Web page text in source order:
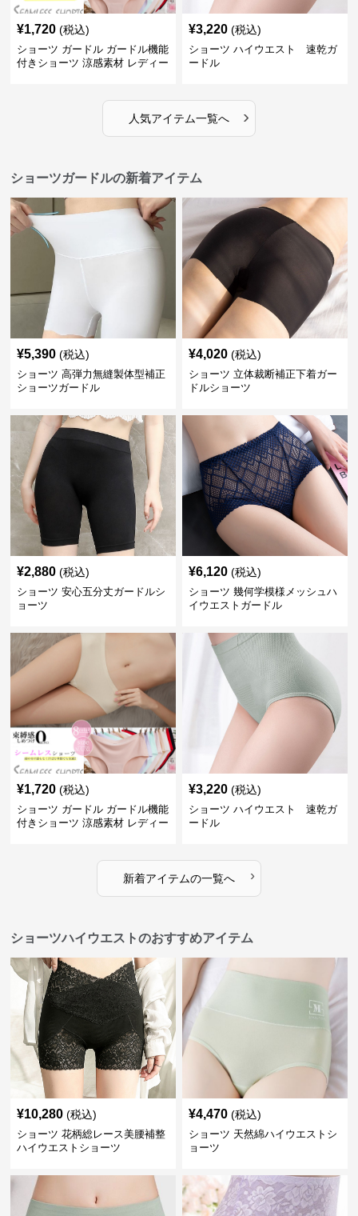
¥1,720 (税込)
ショーツ ガードル ガードル機能
付きショーツ 涼感素材 レディー
¥3,220 (税込)
ショーツ ハイウエスト 速乾ガ
ードル
人気アイテム一覧へ ›
ショーツガードルの新着アイテム
¥5,390 (税込)
ショーツ 高弾力無縫製体型補正
ショーツガードル
¥4,020 (税込)
ショーツ 立体裁断補正下着ガー
ドルショーツ
¥2,880 (税込)
ショーツ 安心五分丈ガードルシ
ョーツ
¥6,120 (税込)
ショーツ 幾何学模様メッシュハ
イウエストガードル
¥1,720 (税込)
ショーツ ガードル ガードル機能
付きショーツ 涼感素材 レディー
¥3,220 (税込)
ショーツ ハイウエスト 速乾ガ
ードル
新着アイテムの一覧へ ›
ショーツハイウエストのおすすめアイテム
¥10,280 (税込)
ショーツ 花柄総レース美腰補整
ハイウエストショーツ
¥4,470 (税込)
ショーツ 天然綿ハイウエストシ
ョーツ